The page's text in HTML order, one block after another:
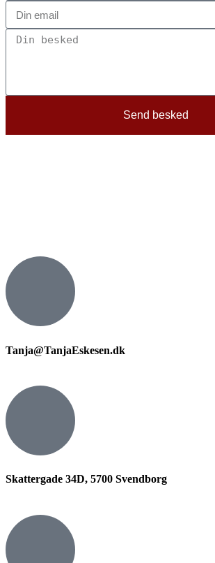
Send besked
Tanja@TanjaEskesen.dk
Skattergade 34D, 5700 Svendborg